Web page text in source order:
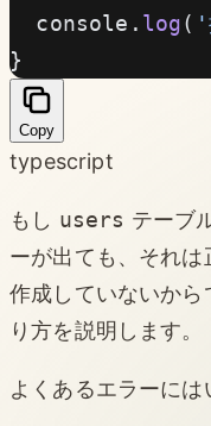
  console.
log( '
}
Copy
typescript
もし users テーブ
ーが出ても、それ
作成していないか
り方を説明します。
よくあるエラーに